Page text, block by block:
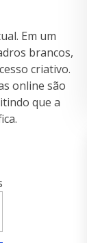
Em um
brancos,
criativo.
online são
que a